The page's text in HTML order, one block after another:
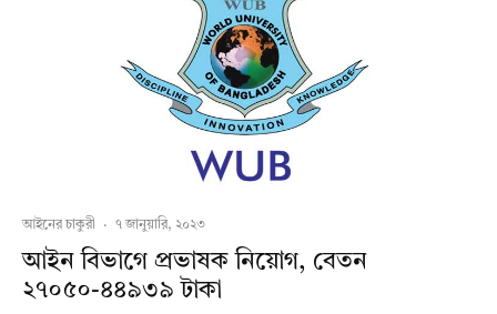
আইনের চাকুরী · ৭ জানুয়ারি, ২০২৩
আইন বিভাগে প্রভাষক নিয়োগ, বেতন
২৭০৫০-৪৪৯৩৯ টাকা